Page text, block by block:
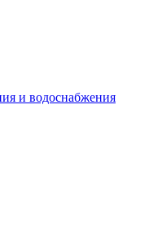
и водоснабжения